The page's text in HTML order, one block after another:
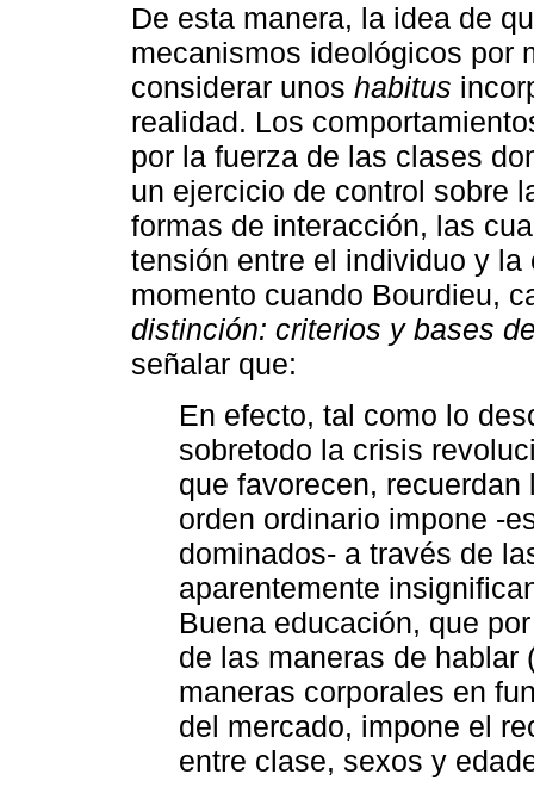
De esta manera, la idea de
mecanismos ideológicos por
considerar unos habitus
realidad. Los
por la fuerza de las clases
un ejercicio de control sobre
formas de interacción, las
tensión entre el individuo y
momento cuando Bourdieu,
distinción: criterios y bases
señalar que:
En efecto, tal como lo
sobretodo la crisis
que favorecen,
orden ordinario impone -
dominados- a través de
aparentemente
Buena educación, que
de las maneras de
maneras corporales en
del mercado, impone el
entre clase, sexos y